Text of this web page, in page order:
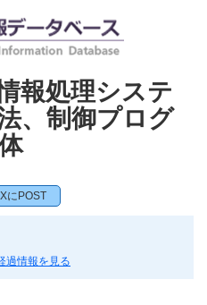
報処理システ
、制御プログ
XにPOST
過情報を見る